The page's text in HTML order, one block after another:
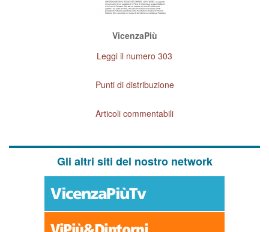
VicenzaPiù
Leggi il numero 303
Punti di distribuzione
Articoli commentabili
Gli altri siti del nostro network